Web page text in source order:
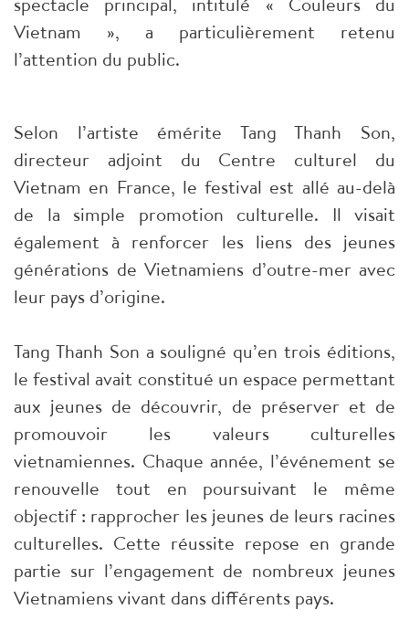
Vietnam », a particulièrement retenu
l’attention du public.
Selon l’artiste émérite Tang Thanh Son,
directeur adjoint du Centre culturel du
Vietnam en France, le festival est allé au-delà
de la simple promotion culturelle. Il visait
également à renforcer les liens des jeunes
générations de Vietnamiens d’outre-mer avec
leur pays d’origine.
Tang Thanh Son a souligné qu’en trois éditions,
le festival avait constitué un espace permettant
aux jeunes de découvrir, de préserver et de
promouvoir les valeurs culturelles
vietnamiennes. Chaque année, l’événement se
renouvelle tout en poursuivant le même
objectif : rapprocher les jeunes de leurs racines
culturelles. Cette réussite repose en grande
partie sur l’engagement de nombreux jeunes
Vietnamiens vivant dans différents pays.